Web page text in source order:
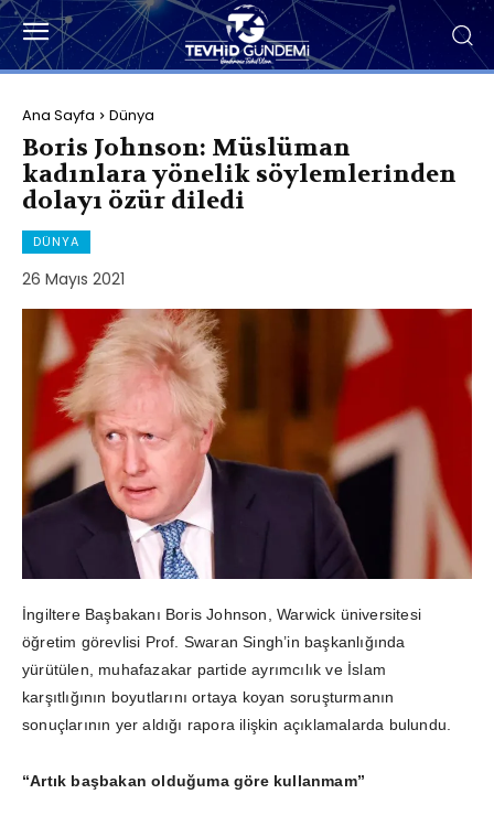
Ana Sayfa Dünya
Boris Johnson: Müslüman
kadınlara yönelik söylemlerinden
dolayı özür diledi
DÜNYA
26 Mayıs 2021
İngiltere Başbakanı Boris Johnson, Warwick üniversitesi
öğretim görevlisi Prof. Swaran Singh’in başkanlığında
yürütülen, muhafazakar partide ayrımcılık ve İslam
karşıtlığının boyutlarını ortaya koyan soruşturmanın
sonuçlarının yer aldığı rapora ilişkin açıklamalarda bulundu.
“Artık başbakan olduğuma göre kullanmam”